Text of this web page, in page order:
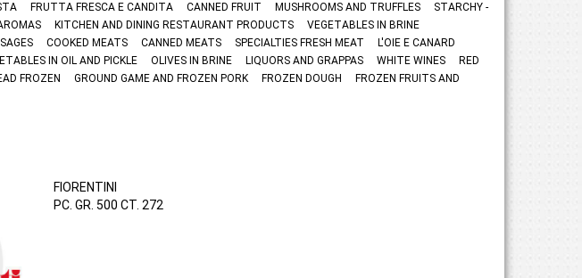
FRUTTA FRESCA E CANDITA CANNED FRUIT MUSHROOMS AND TRUFFLES
STARCHY -
KITCHEN AND DINING RESTAURANT PRODUCTS
VEGETABLES IN BRINE
COOKED MEATS CANNED MEATS SPECIALTIES FRESH MEAT
L'OIE E CANARD
IN OIL AND PICKLE OLIVES IN BRINE LIQUORS AND GRAPPAS WHITE WINES
RED
FROZEN GROUND GAME AND FROZEN PORK FROZEN DOUGH
FROZEN FRUITS AND
FIORENTINI
PC. GR. 500 CT. 272